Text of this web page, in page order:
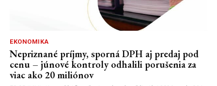
EKONOMIKA
Nepriznané príjmy, sporná DPH aj predaj pod
cenu – júnové kontroly odhalili porušenia za
viac ako 20 miliónov